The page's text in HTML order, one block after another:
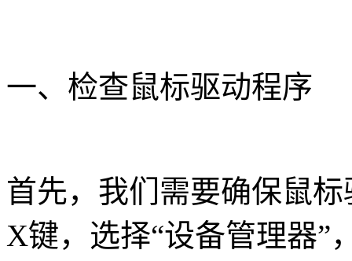
一、检查鼠标驱动程序
首先，我们需要确保鼠
X键，选择“设备管理器”